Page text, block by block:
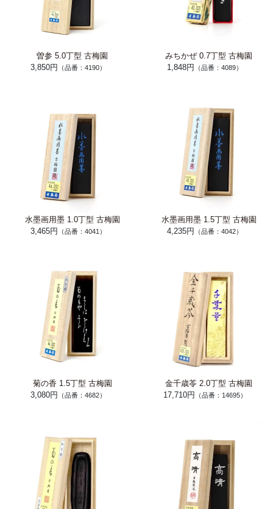
曽参 5.0丁型 古梅園
3,850円
（品番：4190）
みちかぜ 0.7丁型 古梅園
1,848円
（品番：4089）
水墨画用墨 1.0丁型 古梅園
3,465円
（品番：4041）
水墨画用墨 1.5丁型 古梅園
4,235円
（品番：4042）
菊の香 1.5丁型 古梅園
3,080円
（品番：4682）
金千歳苓 2.0丁型 古梅園
17,710円
（品番：14695）